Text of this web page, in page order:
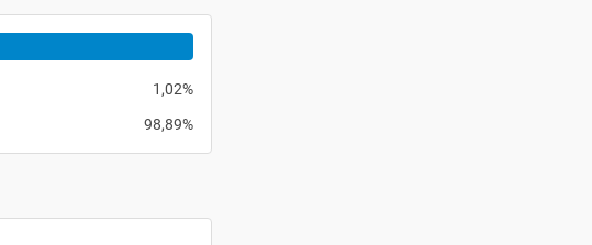
1,02%
98,89%